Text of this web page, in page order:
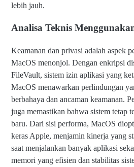
lebih jauh.
Analisa Teknis
Keamanan dan privasi adalah aspek
MacOS menonjol. Dengan enkripsi
FileVault, sistem izin aplikasi yang
MacOS menawarkan perlindungan
berbahaya dan ancaman keamanan.
juga memastikan bahwa sistem tetap
baru. Dari sisi performa, MacOS
keras Apple, menjamin kinerja yang
saat menjalankan banyak aplikasi
memori yang efisien dan stabilitas